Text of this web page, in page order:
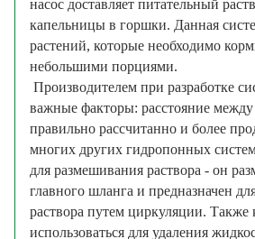
насос доставляет питательный
капельницы в горшки. Данная
растений, которые необходимо
небольшими порциями.
Производителем при разработке
важные факторы: расстояние
правильно рассчитанно и более
многих других гидропонных
для размешивания раствора - он
главного шланга и предназначен
раствора путем циркуляции. Также
использоваться для удаления